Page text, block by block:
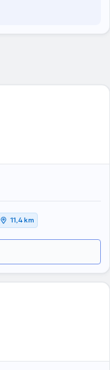
11,4 km